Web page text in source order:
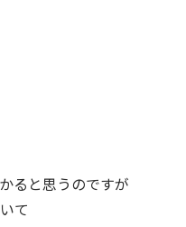
ると思うのですが
て